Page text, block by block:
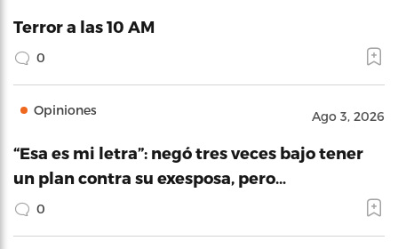
Terror a las 10 AM
0
Opiniones Ago 3, 2026
“Esa es mi letra”: negó tres veces bajo tener
un plan contra su exesposa, pero…
0